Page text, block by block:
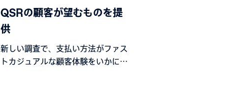
QSRの顧客が望むものを提
供
新しい調査で、支払い方法がファス
トカジュアルな顧客体験をいかに向